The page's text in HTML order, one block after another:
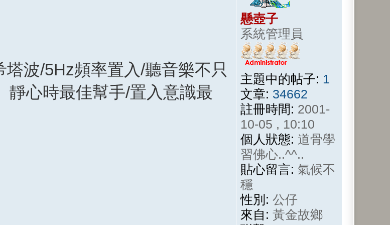
懸壺子
系統管理員
主題中的帖子: 1
文章: 34662
註冊時間: 2001-
10-05 , 10:10
個人狀態: 道骨學
習佛心..^^..
貼心留言: 氣候不
穩
性別: 公仔
來自: 黃金故鄉
波/5Hz頻率置入/聽音樂不只
靜心時最佳幫手/置入意識最